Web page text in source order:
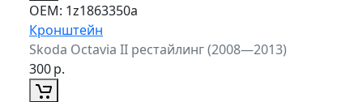
ОЕМ: 1z1863350a
Кронштейн
Skoda Octavia II рестайлинг (2008—2013)
300р.